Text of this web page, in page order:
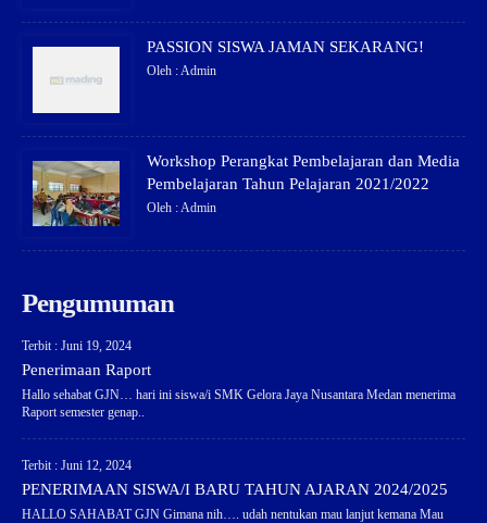
PASSION SISWA JAMAN SEKARANG!
Oleh : Admin
Workshop Perangkat Pembelajaran dan Media
Pembelajaran Tahun Pelajaran 2021/2022
Oleh : Admin
Pengumuman
Terbit : Juni 19, 2024
Penerimaan Raport
Hallo sehabat GJN… hari ini siswa/i SMK Gelora Jaya Nusantara Medan menerima
Raport semester genap..
Terbit : Juni 12, 2024
PENERIMAAN SISWA/I BARU TAHUN AJARAN 2024/2025
HALLO SAHABAT GJN Gimana nih…. udah nentukan mau lanjut kemana Mau